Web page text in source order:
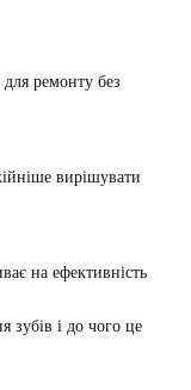
ремонту без
вирішувати
на ефективність
зубів і до чого це